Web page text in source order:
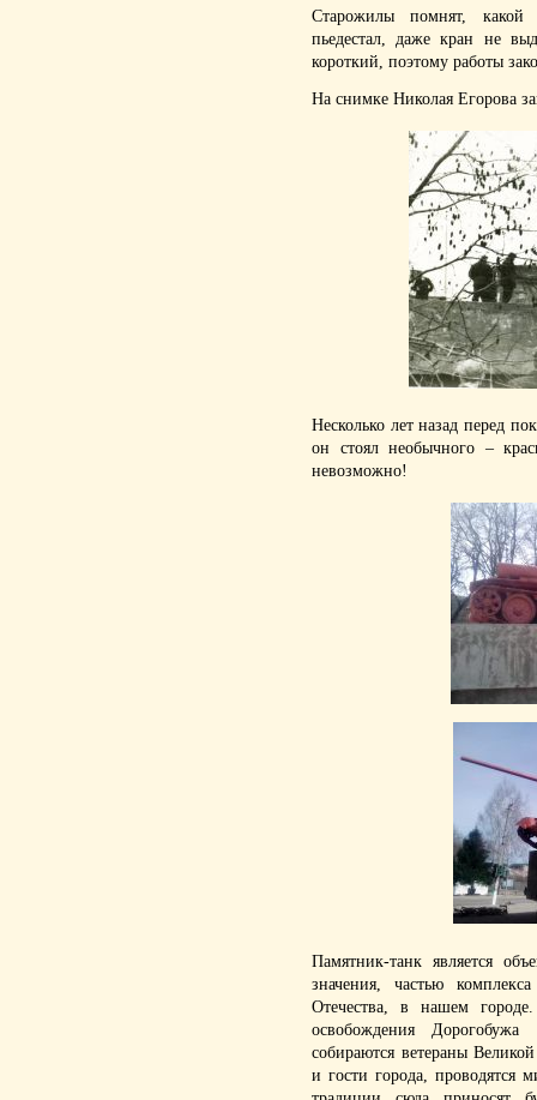
Старожилы помнят, какой
пьедестал, даже кран не
короткий, поэтому работы
На снимке Николая Егорова
Несколько лет назад перед
он стоял необычного –
невозможно!
Памятник-танк является
значения, частью
Отечества, в нашем
освобождения
собираются ветераны
и гости города, проводятся